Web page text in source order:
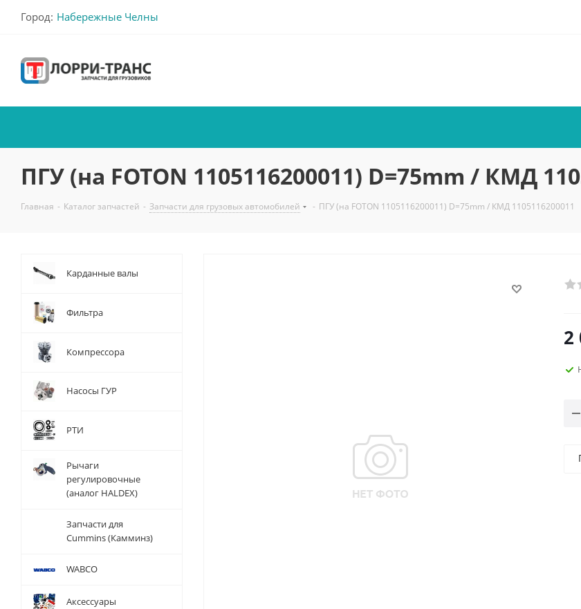
Город: Набережные Челны
ПГУ (на FOTON 1105116200011) D=75mm / КМД
Главная - Каталог запчастей - Запчасти для грузовых автомобилей - ПГУ (на FOTON 1105116200011) D=75mm / КМД 1105116200011
2
Карданные валы
Фильтра
Компрессора
Насосы ГУР
РТИ
Рычаги
регулировочные
(аналог HALDEX)
Запчасти для
Cummins (Камминз)
WABCO
Аксессуары